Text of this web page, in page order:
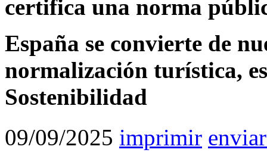
certifica una norma
España se convierte de
normalización turística,
Sostenibilidad
09/09/2025 imprimir